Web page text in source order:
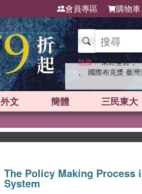
會員專區 購物車
熱搜： 東野圭吾 、
、 國際布克獎 臺
外文 簡體 三民東大
The Policy Making
System